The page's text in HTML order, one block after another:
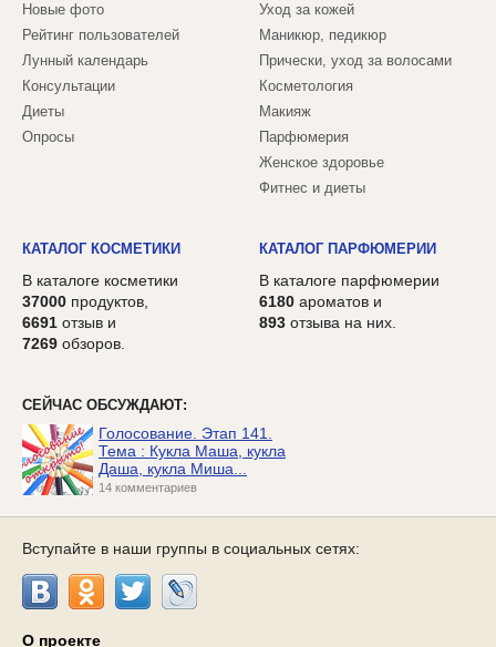
Новые фото
Рейтинг пользователей
Лунный календарь
Консультации
Диеты
Опросы
Уход за кожей
Маникюр, педикюр
Прически, уход за волосами
Косметология
Макияж
Парфюмерия
Женское здоровье
Фитнес и диеты
КАТАЛОГ КОСМЕТИКИ
В каталоге косметики
37000 продуктов,
6691 отзыв и
7269 обзоров.
КАТАЛОГ ПАРФЮМЕРИИ
В каталоге парфюмерии
6180 ароматов и
893 отзыва на них.
СЕЙЧАС ОБСУЖДАЮТ:
Голосование. Этап 141.
Тема : Кукла Маша, кукла
Даша, кукла Миша...
14 комментариев
Вступайте в наши группы в социальных сетях:
О проекте